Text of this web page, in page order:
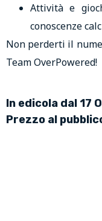
Attività e
conoscenze
Non perderti il
Team OverPowered!
In edicola dal 17
Prezzo al